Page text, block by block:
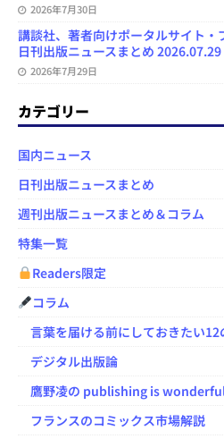
2026年7月30日
講談社、著者向けポータルサイト
日刊出版ニュースまとめ 2026.07.29
2026年7月29日
カテゴリー
国内ニュース
日刊出版ニュースまとめ
週刊出版ニュースまとめ＆コラム
特集一覧
Readers限定
コラム
言葉を届ける前にしておきたい12
デジタル出版論
鷹野凌の publishing is
フランスのコミックス市場解説